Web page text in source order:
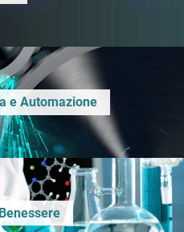
e Automazione